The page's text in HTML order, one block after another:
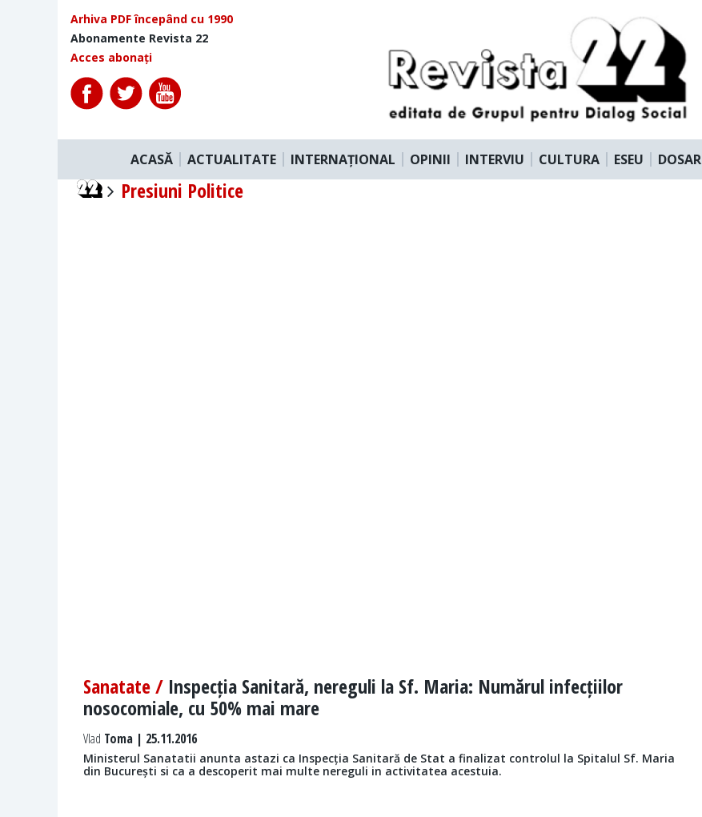
Arhiva PDF începând cu 1990
Abonamente Revista 22
Acces abonați
ACASĂ ACTUALITATE INTERNAȚIONAL OPINII INTERVIU CULTURA ESEU DOSAR
Presiuni Politice
Sanatate / Inspecția Sanitară, nereguli la Sf. Maria: Numărul infecțiilor
nosocomiale, cu 50% mai mare
Vlad Toma | 25.11.2016
Ministerul Sanatatii anunta astazi ca Inspecția Sanitară de Stat a finalizat controlul la Spitalul Sf. Maria
din București si ca a descoperit mai multe nereguli in activitatea acestuia.